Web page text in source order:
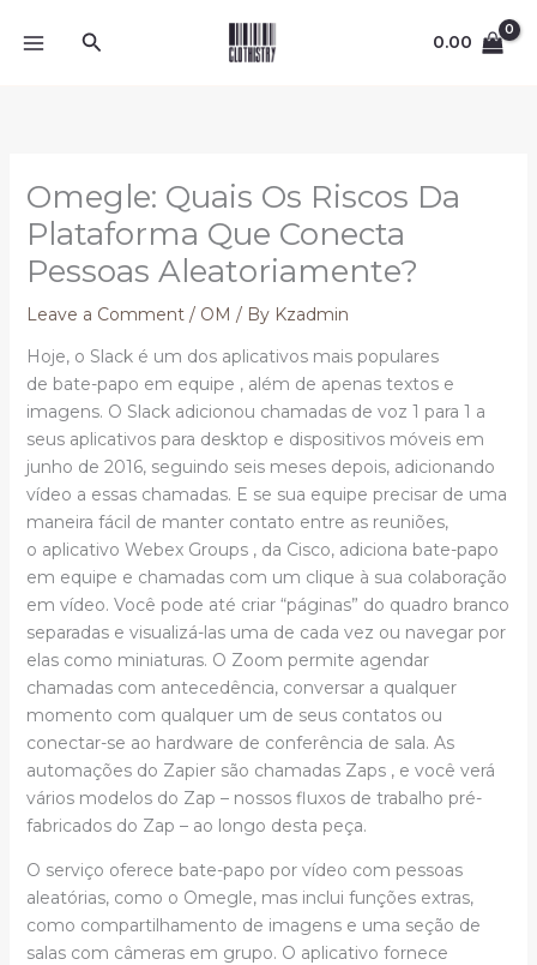
Search 0.00
Omegle: Quais Os Riscos Da
Plataforma Que Conecta
Pessoas Aleatoriamente?
Leave a Comment / OM / By Kzadmin
Hoje, o Slack é um dos aplicativos mais populares
de bate-papo em equipe , além de apenas textos e
imagens. O Slack adicionou chamadas de voz 1 para 1 a
seus aplicativos para desktop e dispositivos móveis em
junho de 2016, seguindo seis meses depois, adicionando
vídeo a essas chamadas. E se sua equipe precisar de uma
maneira fácil de manter contato entre as reuniões,
o aplicativo Webex Groups , da Cisco, adiciona bate-papo
em equipe e chamadas com um clique à sua colaboração
em vídeo. Você pode até criar “páginas” do quadro branco
separadas e visualizá-las uma de cada vez ou navegar por
elas como miniaturas. O Zoom permite agendar
chamadas com antecedência, conversar a qualquer
momento com qualquer um de seus contatos ou
conectar-se ao hardware de conferência de sala. As
automações do Zapier são chamadas Zaps , e você verá
vários modelos do Zap – nossos fluxos de trabalho pré-
fabricados do Zap – ao longo desta peça.
O serviço oferece bate-papo por vídeo com pessoas
aleatórias, como o Omegle, mas inclui funções extras,
como compartilhamento de imagens e uma seção de
salas com câmeras em grupo. O aplicativo fornece